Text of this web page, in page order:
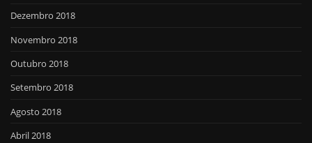
Dezembro 2018
Novembro 2018
Outubro 2018
Setembro 2018
Agosto 2018
Abril 2018